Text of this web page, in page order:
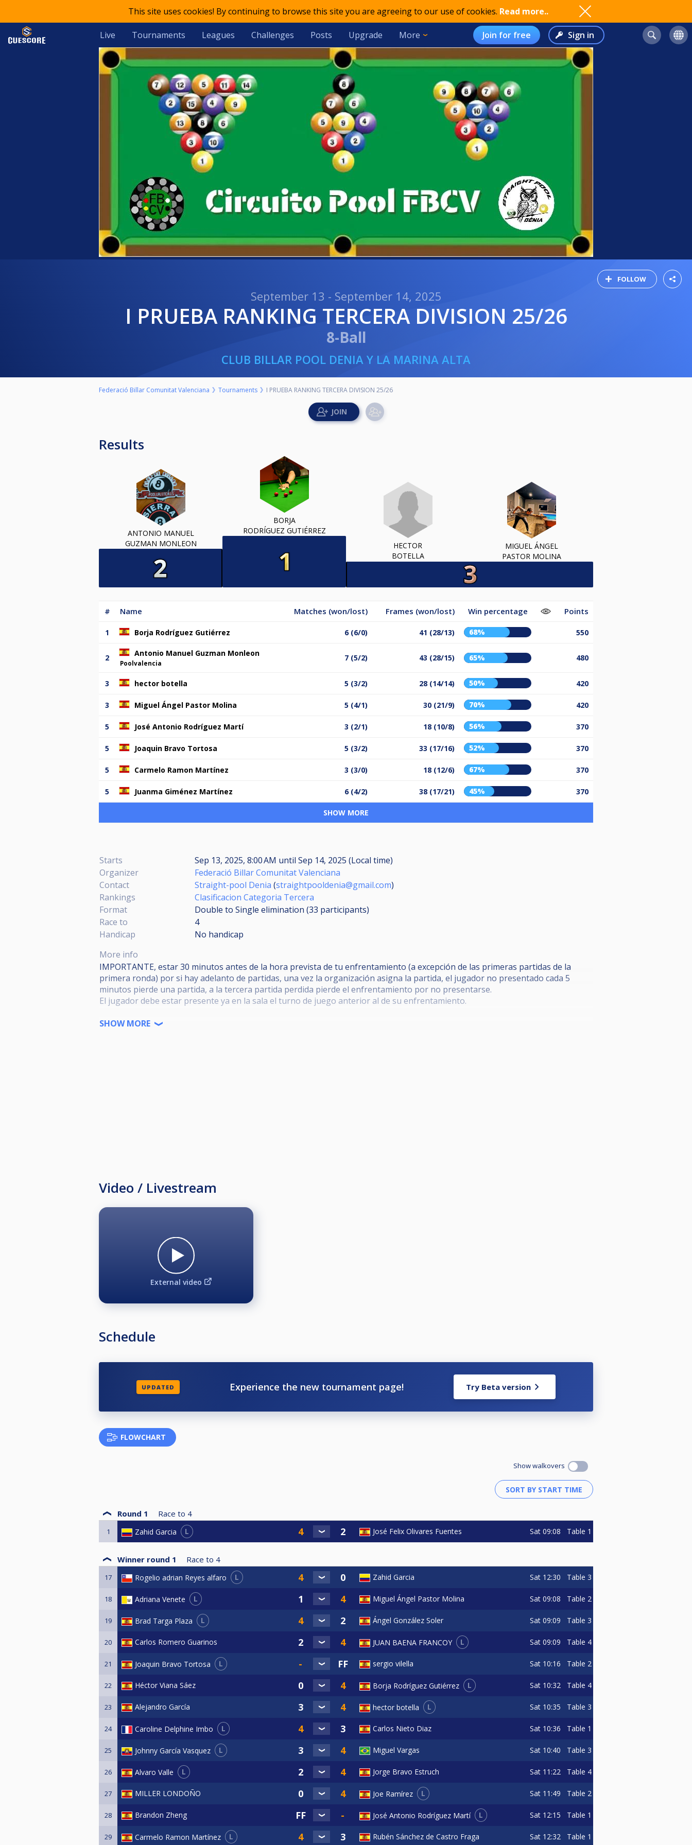
This site uses cookies! By continuing to browse this site you are agreeing to our use of cookies. Read more..
Live Tournaments Leagues Challenges Posts Upgrade More Join for free Sign in
FOLLOW
September 13 - September 14, 2025
I PRUEBA RANKING TERCERA DIVISION 25/26
8-Ball
CLUB BILLAR POOL DENIA Y LA MARINA ALTA
Federació Billar Comunitat Valenciana Tournaments I PRUEBA RANKING TERCERA DIVISION 25/26
Results
ANTONIO MANUEL
GUZMAN MONLEON
BORJA
RODRÍGUEZ GUTIÉRREZ
HECTOR
BOTELLA
MIGUEL ÁNGEL
PASTOR MOLINA
# Name Matches (won/lost) Frames (won/lost) Win percentage Points
1 Borja Rodríguez Gutiérrez 6 (6/0) 41 (28/13) 68% 550
2 Antonio Manuel Guzman Monleon
Poolvalencia
7 (5/2) 43 (28/15) 65% 480
3 hector botella 5 (3/2) 28 (14/14) 50% 420
3 Miguel Ángel Pastor Molina 5 (4/1) 30 (21/9) 70% 420
5 José Antonio Rodríguez Martí 3 (2/1) 18 (10/8) 56% 370
5 Joaquin Bravo Tortosa 5 (3/2) 33 (17/16) 52% 370
5 Carmelo Ramon Martínez 3 (3/0) 18 (12/6) 67% 370
5 Juanma Giménez Martínez 6 (4/2) 38 (17/21) 45% 370
SHOW MORE
Starts Sep 13, 2025, 8:00 AM until Sep 14, 2025 (Local time)
Organizer
Federació Billar Comunitat Valenciana
Contact
Straight-pool Denia (straightpooldenia@gmail.com)
Rankings
Clasificacion Categoria Tercera
Format
Double to Single elimination (33 participants)
Race to
4
Handicap
No handicap
More info
IMPORTANTE, estar 30 minutos antes de la hora prevista de tu enfrentamiento (a excepción de las primeras partidas de la
primera ronda) por si hay adelanto de partidas, una vez la organización asigna la partida, el jugador no presentado cada 5
minutos pierde una partida, a la tercera partida perdida pierde el enfrentamiento por no presentarse.
El jugador debe estar presente ya en la sala el turno de juego anterior al de su enfrentamiento.
Prohibido: fuma, bebidas alcohólicas en la zona de juego, así como el uso del telf. móvil durante la partida; con sanciones por
SHOW MORE
Video / Livestream
External video
Schedule
UPDATED Experience the new tournament page! Try Beta version
FLOWCHART
Show walkovers
Round 1 Race to 4
1 Zahid Garcia L José Felix Olivares Fuentes Sat 09:08 Table 1
Winner round 1 Race to 4
17 Rogelio adrian Reyes alfaro L Zahid Garcia Sat 12:30 Table 3
18 Adriana Venete L Miguel Ángel Pastor Molina Sat 09:08 Table 2
19 Brad Targa Plaza L Ángel González Soler Sat 09:09 Table 3
20 Carlos Romero Guarinos JUAN BAENA FRANCOY L Sat 09:09 Table 4
21 Joaquin Bravo Tortosa L sergio vilella Sat 10:16 Table 2
22 Héctor Viana Sáez Borja Rodríguez Gutiérrez L Sat 10:32 Table 4
23 Alejandro García hector botella L Sat 10:35 Table 3
24 Caroline Delphine Imbo L Carlos Nieto Diaz Sat 10:36 Table 1
25 Johnny García Vasquez L Miguel Vargas Sat 10:40 Table 3
26 Alvaro Valle L Jorge Bravo Estruch Sat 11:22 Table 4
27 MILLER LONDOÑO Joe Ramírez L Sat 11:49 Table 2
28 Brandon Zheng José Antonio Rodríguez Martí L Sat 12:15 Table 1
29 Carmelo Ramon Martínez L Rubén Sánchez de Castro Fraga Sat 12:32 Table 1